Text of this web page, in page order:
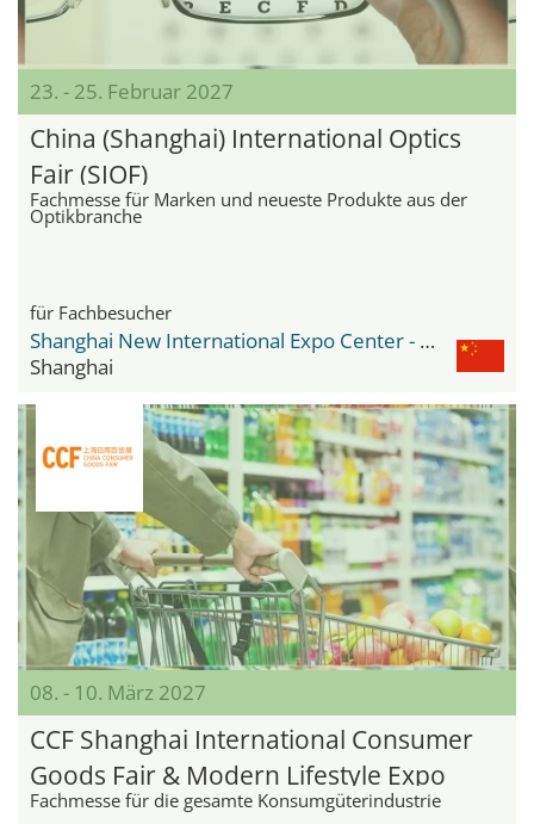
23. - 25. Februar 2027
China (Shanghai) International Optics
Fair (SIOF)
Fachmesse für Marken und neueste Produkte aus der
Optikbranche
für Fachbesucher
Shanghai New International Expo Center - SNIEC
Shanghai
08. - 10. März 2027
CCF Shanghai International Consumer
Goods Fair & Modern Lifestyle Expo
Fachmesse für die gesamte Konsumgüterindustrie